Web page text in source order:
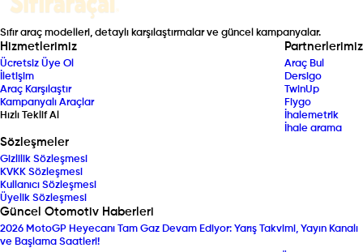
Sıfır araç modelleri, detaylı karşılaştırmalar ve güncel kampanyalar.
Hizmetlerimiz
Ücretsiz Üye Ol
İletişim
Araç Karşılaştır
Kampanyalı Araçlar
Hızlı Teklif Al
Partnerlerimiz
Araç Bul
Dersigo
TwinUp
Fiygo
İhalemetrik
İhale arama
Sözleşmeler
Gizlilik Sözleşmesi
KVKK Sözleşmesi
Kullanıcı Sözleşmesi
Üyelik Sözleşmesi
Güncel Otomotiv Haberleri
2026 MotoGP Heyecanı Tam Gaz Devam Ediyor: Yarış Takvimi, Yayın Kanalı
ve Başlama Saatleri!